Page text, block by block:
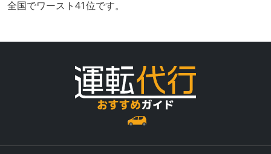
全国でワースト41位です。